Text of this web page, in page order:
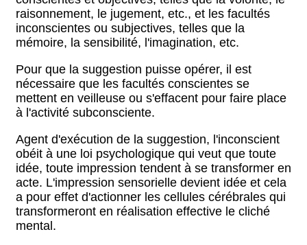
raisonnement, le jugement, etc., et les facultés
inconscientes ou subjectives, telles que la
mémoire, la sensibilité, l'imagination, etc.
Pour que la suggestion puisse opérer, il est
nécessaire que les facultés conscientes se
mettent en veilleuse ou s'effacent pour faire place
à l'activité subconsciente.
Agent d'exécution de la suggestion, l'inconscient
obéit à une loi psychologique qui veut que toute
idée, toute impression tendent à se transformer en
acte. L'impression sensorielle devient idée et cela
a pour effet d'actionner les cellules cérébrales qui
transformeront en réalisation effective le cliché
mental.